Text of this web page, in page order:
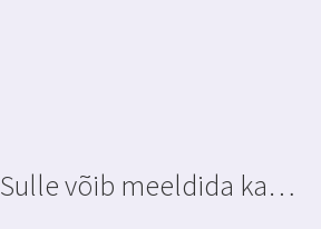
Sulle võib meeldida ka…